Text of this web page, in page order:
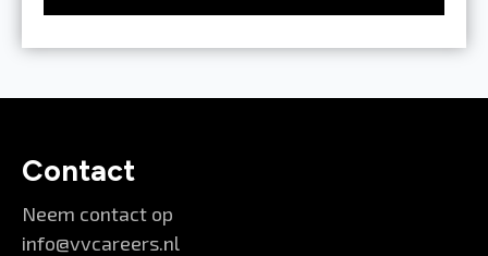
Contact
Neem contact op
info@vvcareers.nl